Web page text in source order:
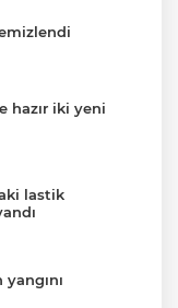
hazır iki yeni
lastik